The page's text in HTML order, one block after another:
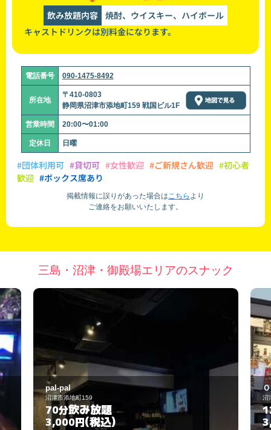
飲み放題内容 焼酎、ウイスキー、ハイボール
キャストドリンクは別料金になります。
電話番号 090-1475-8492
所在地
〒410-0803
静岡県沼津市添地町159 戦国ビル1F
営業時間 20:00〜01:00
定休日 日曜
#団体利用可 #貸切可 #女性歓迎 #ご新規さん歓迎 #初心者
歓迎 #ボックス席あり
掲載情報に誤りがあった場合はこちら より
ご連絡をお願いいたします。
三島・沼津・御殿場エリアのスナック
pal-pal
沼津市添地町159
70分飲み放題
3,000円(税込)
沼